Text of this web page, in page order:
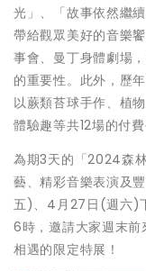
光」、「故事依然繼
帶給觀眾美好的音樂
事會、曼丁身體劇場
的重要性。此外，歷
以蕨類苔球手作、植
體驗趣等共12場的付費
為期3天的「2024森
藝、精彩音樂表演及
五)、4月27日(週六)
6時，邀請大家週末
相遇的限定特展！